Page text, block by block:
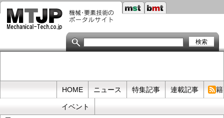
メ
イ
テ
HOME ニュース 特集記事 連載記事 書
イベント